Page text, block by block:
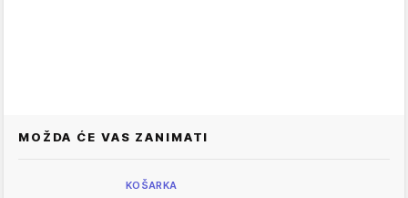
MOŽDA ĆE VAS ZANIMATI
KOŠARKA